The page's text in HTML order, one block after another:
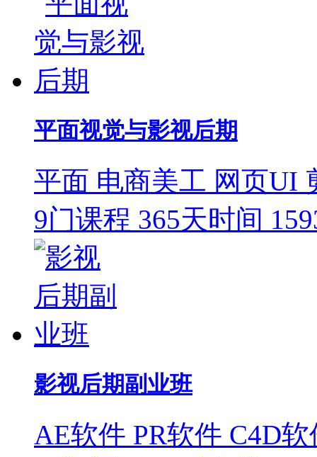
平面视觉与影视后期
平面 电商美工 网页UI
9门课程 365天时间
影视后期副业班
AE软件 PR软件 C4D软